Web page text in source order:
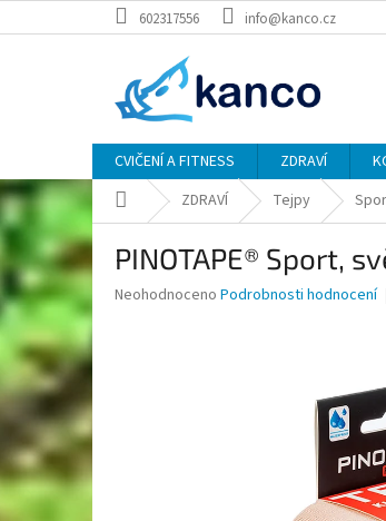
na
602317556 info@kanco.cz
CVIČENÍ A FITNESS ZDRAVÍ
Domů ZDRAVÍ Tejpy
PINOTAPE® Sport,
Průměrné
Neohodnoceno Podrobnosti hodnocení